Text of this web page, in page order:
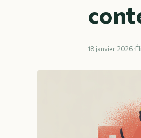
18 janvier 2026·